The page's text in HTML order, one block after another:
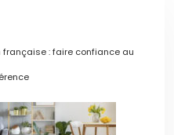
: faire confiance au